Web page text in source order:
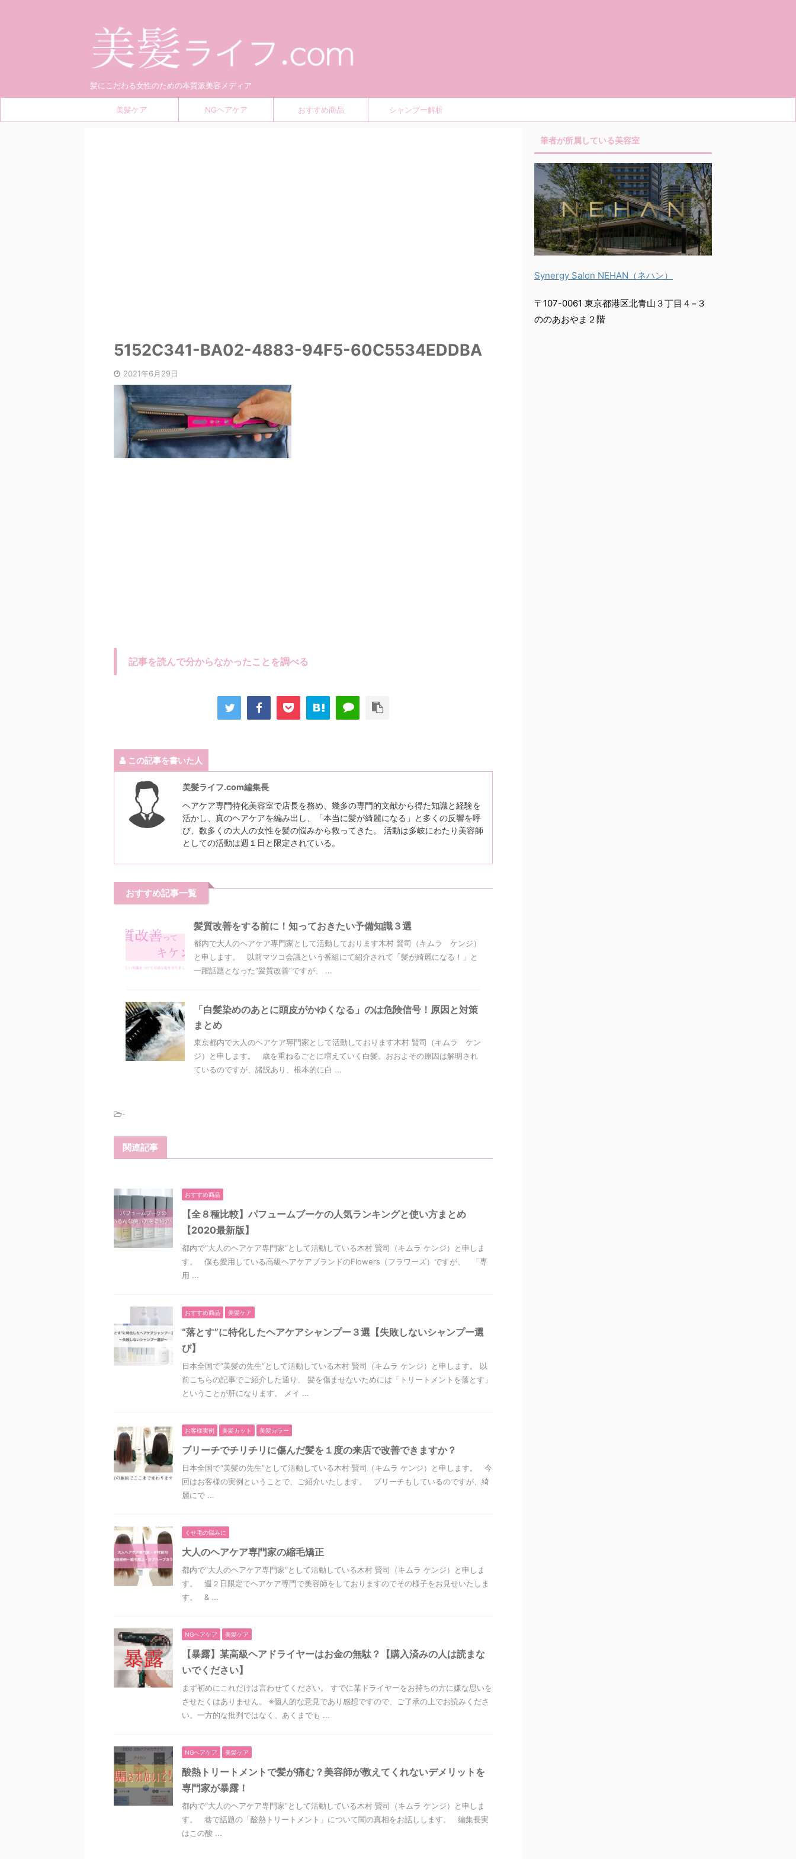
髪にこだわる女性のための本質派美容メディア
美髪ケア NGヘアケア おすすめ商品 シャンプー解析
5152C341-BA02-4883-94F5-60C5534EDDBA
2021年6月29日
記事を読んで分からなかったことを調べる
この記事を書いた人
美髪ライフ.com編集長
ヘアケア専門特化美容室で店長を務め、幾多の専門的文献から得た知識と経験を
活かし、真のヘアケアを編み出し、「本当に髪が綺麗になる」と多くの反響を呼
び、数多くの大人の女性を髪の悩みから救ってきた。 活動は多岐にわたり美容師
としての活動は週１日と限定されている。
おすすめ記事一覧
髪質改善をする前に！知っておきたい予備知識３選
都内で大人のヘアケア専門家として活動しております木村 賢司（キムラ ケンジ）
と申します。 以前マツコ会議という番組にて紹介されて「髪が綺麗になる！」と
一躍話題となった“髪質改善”ですが、 ...
「白髪染めのあとに頭皮がかゆくなる」のは危険信号！原因と対策
まとめ
東京都内で大人のヘアケア専門家として活動しております木村 賢司（キムラ ケン
ジ）と申します。 歳を重ねるごとに増えていく白髪。おおよその原因は解明され
ているのですが、諸説あり、根本的に白 ...
-
関連記事
おすすめ商品
【全８種比較】パフュームブーケの人気ランキングと使い方まとめ
【2020最新版】
都内で“大人のヘアケア専門家”として活動している木村 賢司（キムラ ケンジ）と申しま
す。 僕も愛用している高級ヘアケアブランドのFlowers（フラワーズ）ですが、 「専
用 ...
おすすめ商品 美髪ケア
“落とす”に特化したヘアケアシャンプー３選【失敗しないシャンプー選
び】
日本全国で“美髪の先生”として活動している木村 賢司（キムラ ケンジ）と申します。 以
前こちらの記事でご紹介した通り、 髪を傷ませないためには「トリートメントを落とす」
ということが肝になります。 メイ ...
お客様実例 美髪カット 美髪カラー
ブリーチでチリチリに傷んだ髪を１度の来店で改善できますか？
日本全国で“美髪の先生”として活動している木村 賢司（キムラ ケンジ）と申します。 今
回はお客様の実例ということで、ご紹介いたします。 ブリーチもしているのですが、綺
麗にで ...
くせ毛の悩みに
大人のヘアケア専門家の縮毛矯正
都内で“大人のヘアケア専門家”として活動している木村 賢司（キムラ ケンジ）と申しま
す。 週２日限定でヘアケア専門で美容師をしておりますのでその様子をお見せいたしま
す。 & ...
NGヘアケア 美髪ケア
【暴露】某高級ヘアドライヤーはお金の無駄？【購入済みの人は読まな
いでください】
まず初めにこれだけは言わせてください。 すでに某ドライヤーをお持ちの方に嫌な思いを
させたくはありません。 ※個人的な意見であり感想ですので、ご了承の上でお読みくださ
い。一方的な批判ではなく、あくまでも ...
NGヘアケア 美髪ケア
酸熱トリートメントで髪が痛む？美容師が教えてくれないデメリットを
専門家が暴露！
都内で“大人のヘアケア専門家”として活動している木村 賢司（キムラ ケンジ）と申しま
す。 巷で話題の「酸熱トリートメント」について闇の真相をお話しします。 編集長実
はこの酸 ...
筆者が所属している美容室
Synergy Salon NEHAN（ネハン）
〒107-0061 東京都港区北青山３丁目４−３
ののあおやま２階